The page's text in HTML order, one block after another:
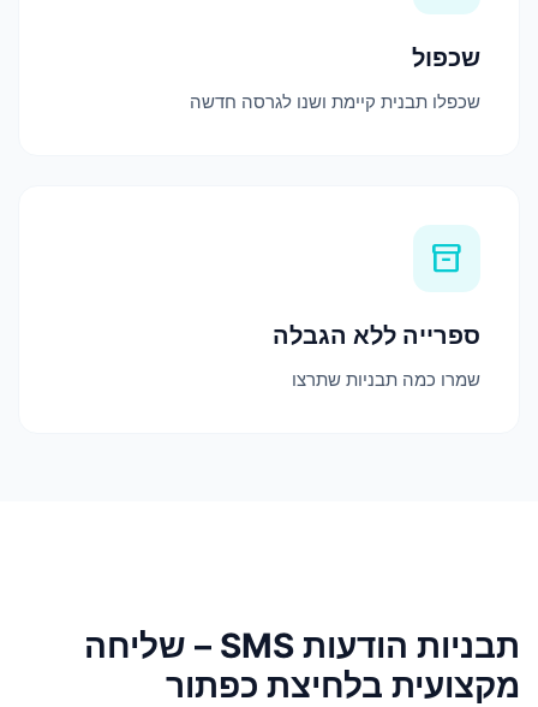
שכפול
שכפלו תבנית קיימת ושנו לגרסה חדשה
inventory_2
ספרייה ללא הגבלה
שמרו כמה תבניות שתרצו
תבניות הודעות SMS – שליחה
מקצועית בלחיצת כפתור